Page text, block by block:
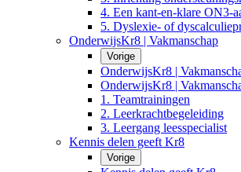
4. Een kant-en-klare ON3-
5. Dyslexie- of
OnderwijsKr8 | Vakmanschap
Vorige
OnderwijsKr8 |
OnderwijsKr8 |
1. Teamtrainingen
2. Leerkrachtbegeleiding
3. Leergang leesspecialist
Kennis delen geeft Kr8
Vorige